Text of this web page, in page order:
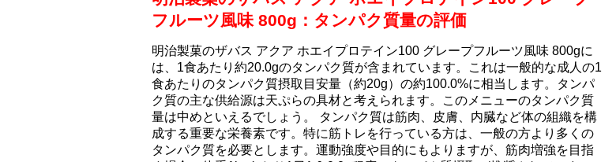
フルーツ風味 800g：タンパク質量の評価
明治製菓のザバス アクア ホエイプロテイン100 グレープフルーツ風味 800gに
は、1食あたり約20.0gのタンパク質が含まれています。これは一般的な成人の1
食あたりのタンパク質摂取目安量（約20g）の約100.0%に相当します。タンパ
ク質の主な供給源は天ぷらの具材と考えられます。このメニューのタンパク質
量は中めといえるでしょう。 タンパク質は筋肉、皮膚、内臓など体の組織を構
成する重要な栄養素です。特に筋トレを行っている方は、一般の方より多くの
タンパク質を必要とします。運動強度や目的にもよりますが、筋肉増強を目指